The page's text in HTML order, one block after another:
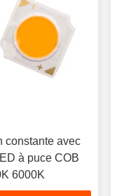
constante avec
à puce COB
6000K